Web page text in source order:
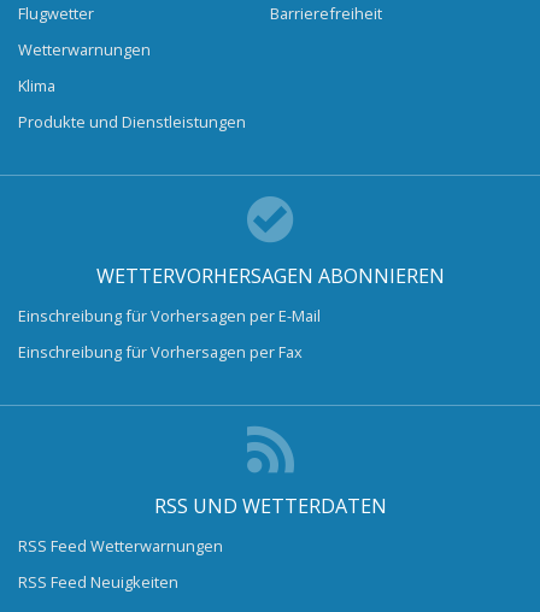
Flugwetter
Wetterwarnungen
Klima
Produkte und Dienstleistungen
Barrierefreiheit
WETTERVORHERSAGEN ABONNIEREN
Einschreibung für Vorhersagen per E-Mail
Einschreibung für Vorhersagen per Fax
RSS UND WETTERDATEN
RSS Feed Wetterwarnungen
RSS Feed Neuigkeiten